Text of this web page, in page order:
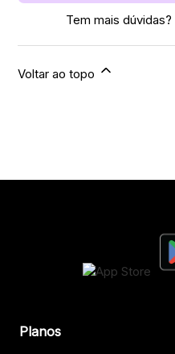
Tem mais dúvidas?
Voltar ao topo
Planos